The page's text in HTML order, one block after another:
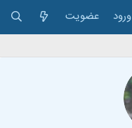
ورود عضویت